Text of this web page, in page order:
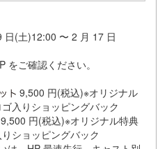
日(土)12:00 〜 2 月 17 日
をご確認ください。
9,500 円(税込)※オリジナル
入りショッピングバック
9,500 円(税込)※オリジナル特典
ショッピングバック